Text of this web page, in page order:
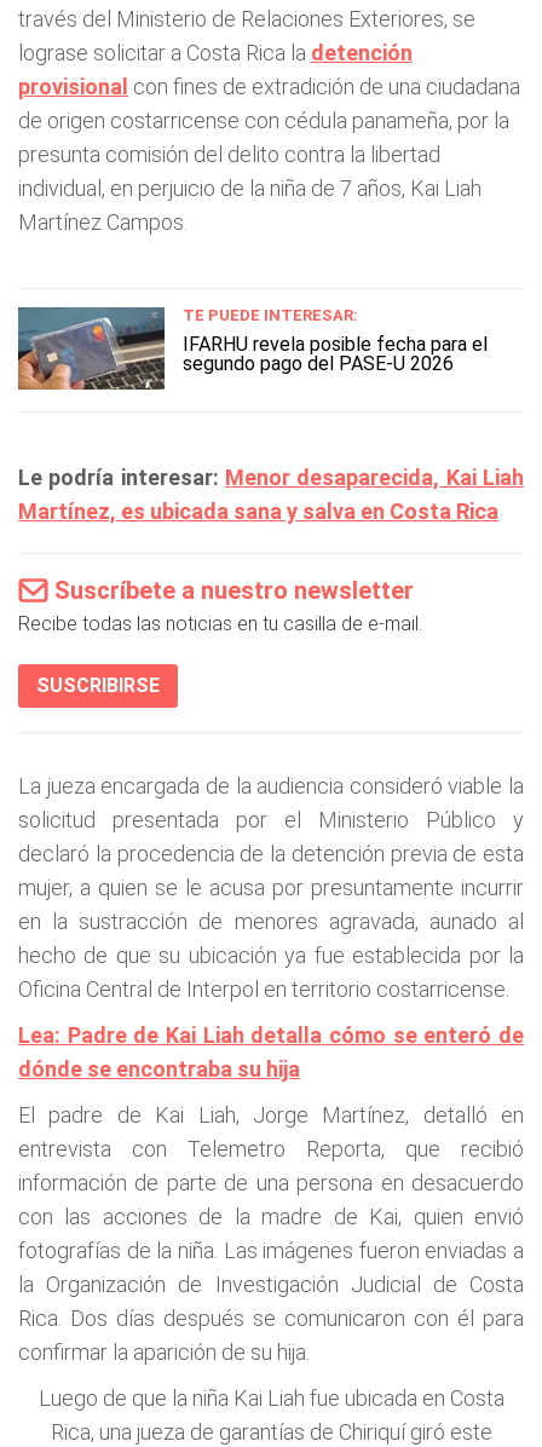
través del Ministerio de Relaciones Exteriores, se
lograse solicitar a Costa Rica la detención
provisional con fines de extradición de una ciudadana
de origen costarricense con cédula panameña, por la
presunta comisión del delito contra la libertad
individual, en perjuicio de la niña de 7 años, Kai Liah
Martínez Campos.
TE PUEDE INTERESAR:
IFARHU revela posible fecha para el
segundo pago del PASE-U 2026
Le podría interesar: Menor desaparecida, Kai Liah
Martínez, es ubicada sana y salva en Costa Rica
Suscríbete a nuestro newsletter
Recibe todas las noticias en tu casilla de e-mail.
SUSCRIBIRSE
La jueza encargada de la audiencia consideró viable la
solicitud presentada por el Ministerio Público y
declaró la procedencia de la detención previa de esta
mujer, a quien se le acusa por presuntamente incurrir
en la sustracción de menores agravada, aunado al
hecho de que su ubicación ya fue establecida por la
Oficina Central de Interpol en territorio costarricense.
Lea: Padre de Kai Liah detalla cómo se enteró de
dónde se encontraba su hija
El padre de Kai Liah, Jorge Martínez, detalló en
entrevista con Telemetro Reporta, que recibió
información de parte de una persona en desacuerdo
con las acciones de la madre de Kai, quien envió
fotografías de la niña. Las imágenes fueron enviadas a
la Organización de Investigación Judicial de Costa
Rica. Dos días después se comunicaron con él para
confirmar la aparición de su hija.
Luego de que la niña Kai Liah fue ubicada en Costa
Rica, una jueza de garantías de Chiriquí giró este